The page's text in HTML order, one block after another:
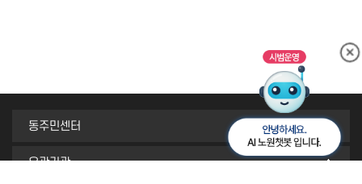
동주민센터
유관기관